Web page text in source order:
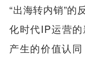
“出海转内销”的
化时代IP运营
产生的价值认